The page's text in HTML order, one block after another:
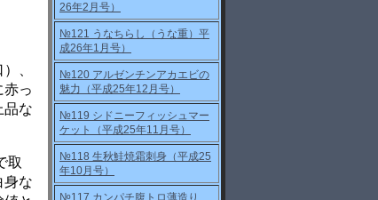
26年2月号）
№121 うなちらし（うな重）平
成26年1月号）
№120 アルゼンチンアカエビの
魅力（平成25年12月号）
№119 シドニーフィッシュマー
ケット（平成25年11月号）
№118 生秋鮭焼霜刺身（平成25
年10月号）
№117 カンパチ腹トロ薄造り
、
っ
品な
取
身な